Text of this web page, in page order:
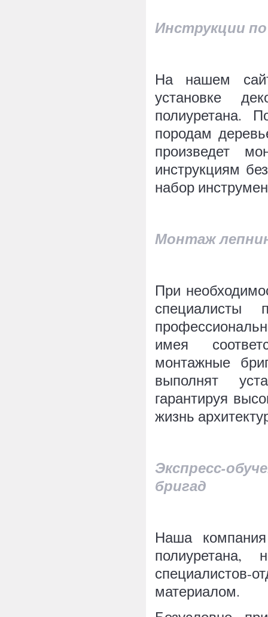
Инструкции
На нашем
установке
полиуретана.
породам
произведет
инструкциям
набор
Монтаж
При
имея
монтажные
выполнят
гарантируя
жизнь
Экспресс-
бригад
Наша
полиуретана,
специалистов-
материалом.